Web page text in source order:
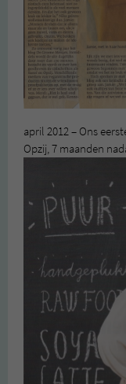
april 2012 – Ons
Opzij, 7 maanden